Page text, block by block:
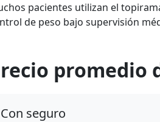
pacientes utilizan el
de peso bajo supervisión
promedio
Con seguro